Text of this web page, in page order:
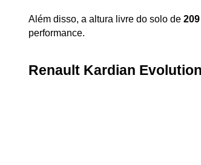
Além disso, a altura livre do solo de
performance.
Renault Kardian